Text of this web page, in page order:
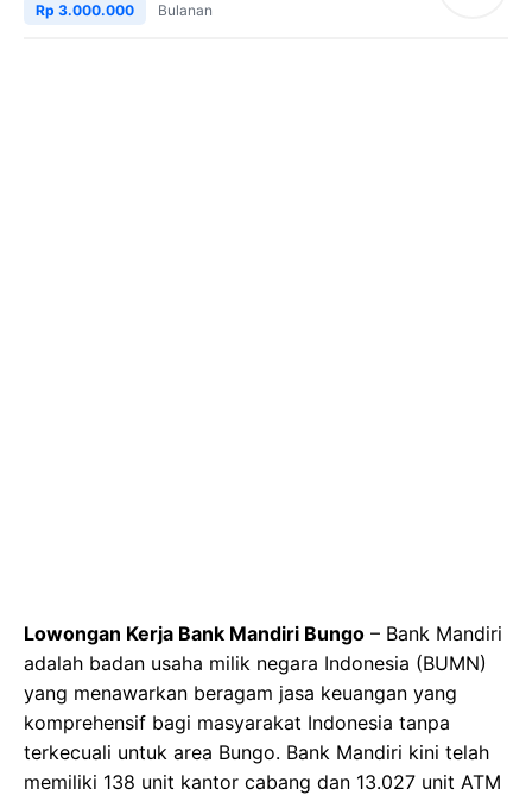
Rp 3.000.000 Bulanan
Lowongan Kerja Bank Mandiri Bungo – Bank Mandiri
adalah badan usaha milik negara Indonesia (BUMN)
yang menawarkan beragam jasa keuangan yang
komprehensif bagi masyarakat Indonesia tanpa
terkecuali untuk area Bungo. Bank Mandiri kini telah
memiliki 138 unit kantor cabang dan 13.027 unit ATM